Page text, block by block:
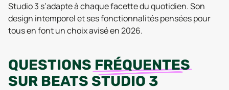
Studio 3 s’adapte à chaque facette du quotidien. Son
design intemporel et ses fonctionnalités pensées pour
tous en font un choix avisé en 2026.
QUESTIONS FRÉQUENTES
SUR BEATS STUDIO 3